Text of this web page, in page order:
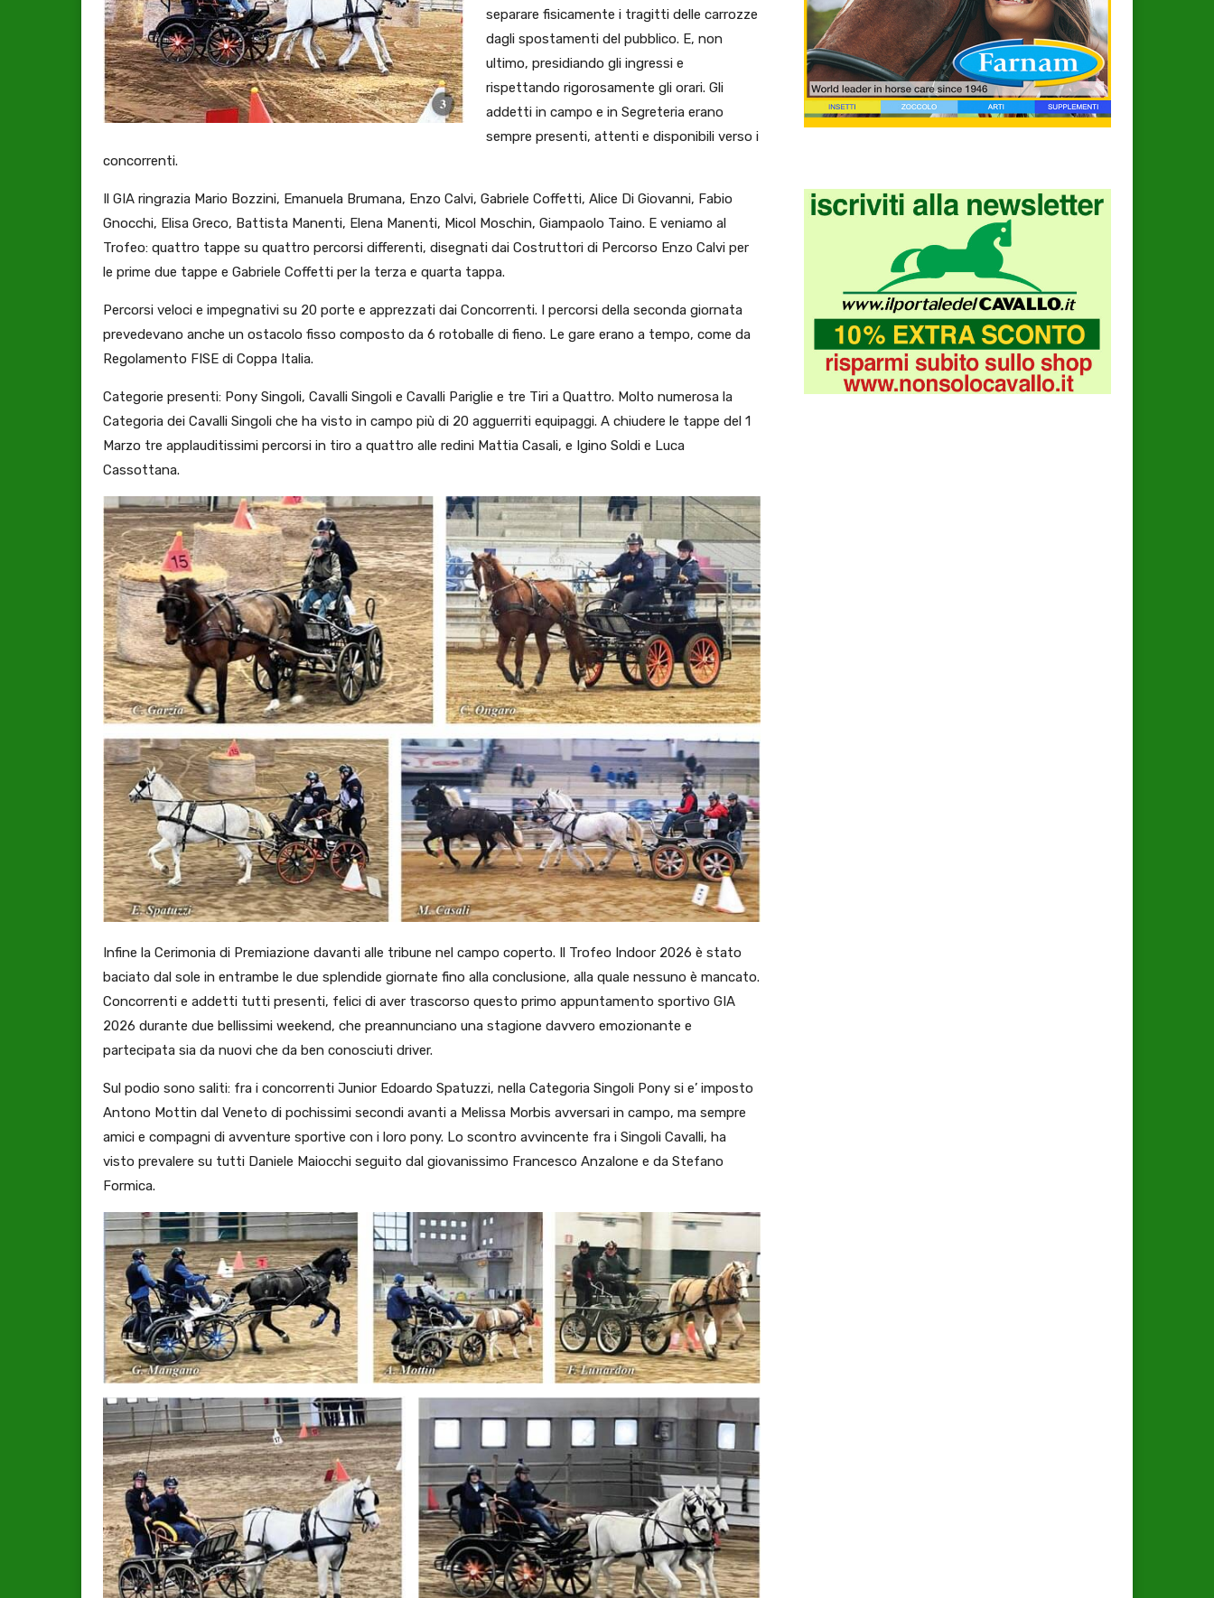
separare fisicamente i tragitti delle carrozze
dagli spostamenti del pubblico. E, non
ultimo, presidiando gli ingressi e
rispettando rigorosamente gli orari. Gli
addetti in campo e in Segreteria erano
sempre presenti, attenti e disponibili verso i
concorrenti.
Il GIA ringrazia Mario Bozzini, Emanuela Brumana, Enzo Calvi, Gabriele Coffetti, Alice Di Giovanni, Fabio
Gnocchi, Elisa Greco, Battista Manenti, Elena Manenti, Micol Moschin, Giampaolo Taino. E veniamo al
Trofeo: quattro tappe su quattro percorsi differenti, disegnati dai Costruttori di Percorso Enzo Calvi per
le prime due tappe e Gabriele Coffetti per la terza e quarta tappa.
Percorsi veloci e impegnativi su 20 porte e apprezzati dai Concorrenti. I percorsi della seconda giornata
prevedevano anche un ostacolo fisso composto da 6 rotoballe di fieno. Le gare erano a tempo, come da
Regolamento FISE di Coppa Italia.
Categorie presenti: Pony Singoli, Cavalli Singoli e Cavalli Pariglie e tre Tiri a Quattro. Molto numerosa la
Categoria dei Cavalli Singoli che ha visto in campo più di 20 agguerriti equipaggi. A chiudere le tappe del 1
Marzo tre applauditissimi percorsi in tiro a quattro alle redini Mattia Casali, e Igino Soldi e Luca
Cassottana.
Infine la Cerimonia di Premiazione davanti alle tribune nel campo coperto. Il Trofeo Indoor 2026 è stato
baciato dal sole in entrambe le due splendide giornate fino alla conclusione, alla quale nessuno è mancato.
Concorrenti e addetti tutti presenti, felici di aver trascorso questo primo appuntamento sportivo GIA
2026 durante due bellissimi weekend, che preannunciano una stagione davvero emozionante e
partecipata sia da nuovi che da ben conosciuti driver.
Sul podio sono saliti: fra i concorrenti Junior Edoardo Spatuzzi, nella Categoria Singoli Pony si e’ imposto
Antono Mottin dal Veneto di pochissimi secondi avanti a Melissa Morbis avversari in campo, ma sempre
amici e compagni di avventure sportive con i loro pony. Lo scontro avvincente fra i Singoli Cavalli, ha
visto prevalere su tutti Daniele Maiocchi seguito dal giovanissimo Francesco Anzalone e da Stefano
Formica.